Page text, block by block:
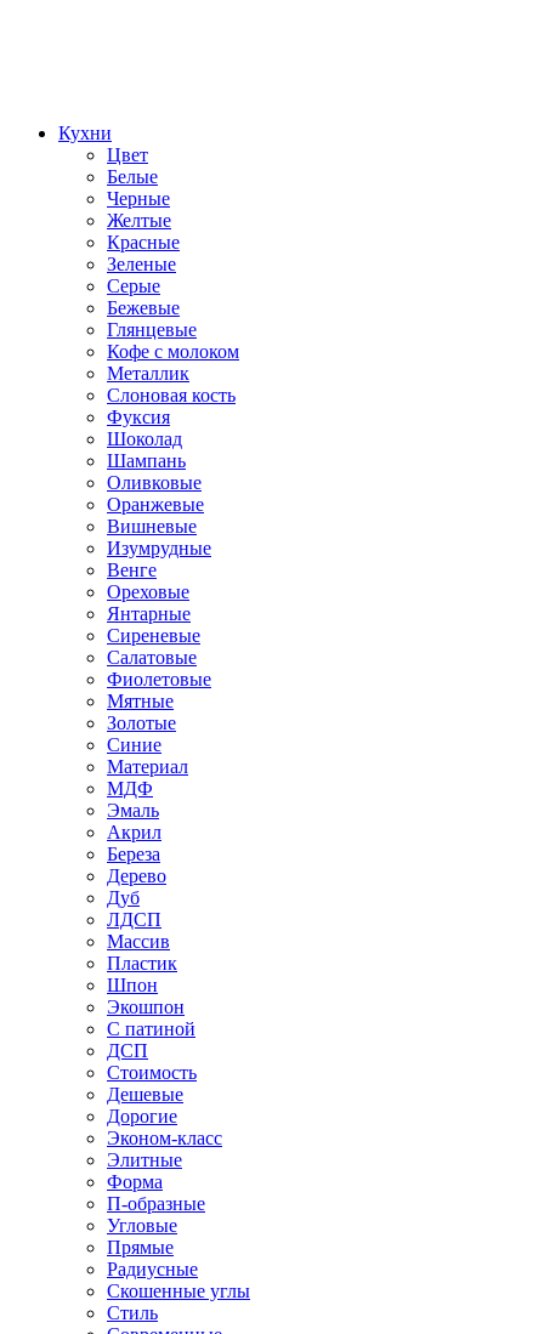
Кухни
Цвет
Белые
Черные
Желтые
Красные
Зеленые
Серые
Бежевые
Глянцевые
Кофе с молоком
Металлик
Слоновая кость
Фуксия
Шоколад
Шампань
Оливковые
Оранжевые
Вишневые
Изумрудные
Венге
Ореховые
Янтарные
Сиреневые
Салатовые
Фиолетовые
Мятные
Золотые
Синие
Материал
МДФ
Эмаль
Акрил
Береза
Дерево
Дуб
ЛДСП
Массив
Пластик
Шпон
Экошпон
С патиной
ДСП
Стоимость
Дешевые
Дорогие
Эконом-класс
Элитные
Форма
П-образные
Угловые
Прямые
Радиусные
Скошенные углы
Стиль